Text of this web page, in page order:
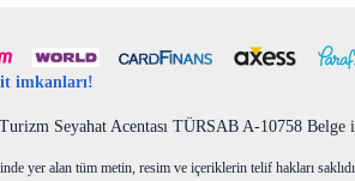
imkanları!
Seyahat Acentası TÜRSAB A-10758 Belge
yer alan tüm metin, resim ve içeriklerin telif hakları